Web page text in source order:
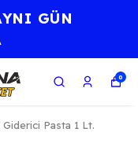
⭐KALİTE
0
Pasta 1 Lt.